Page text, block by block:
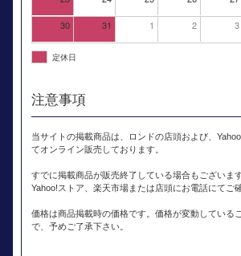
30 31 1 2 3
定休日
注意事項
当サイトの掲載商品は、ロンドの店頭および、
てオンライン販売しております。
すでに掲載商品が販売終了している場合もございま
Yahoo!ストア、楽天市場または店頭にお電話にてご
価格は商品掲載時の価格です。価格が変動している
で、予めご了承下さい。